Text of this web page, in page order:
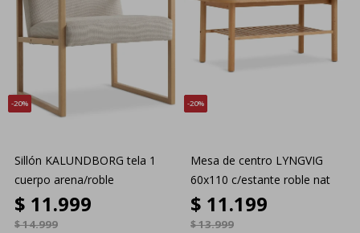
20
Sillón KALUNDBORG tela 1
cuerpo arena/roble
$ 11.999
$14.999
20
Mesa de centro LYNGVIG
60x110 c/estante roble nat
$ 11.199
$13.999